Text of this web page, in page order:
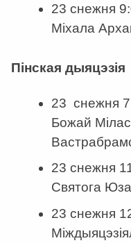
23 снежня
Міхала
Пінская дыяцэзія
23 снежня
Божай
23 снежня
Святога
23 снежня